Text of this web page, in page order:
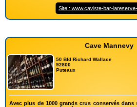
Site : www.caviste-bar-
Cave Mannevy
50 Bld Richard Wallace
92800
Puteaux
Avec plus de 1000 grands crus conservés dans